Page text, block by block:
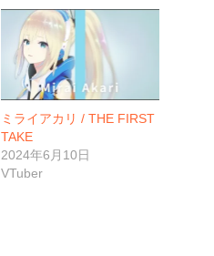
ミライアカリ / THE FIRST
TAKE
2024年6月10日
VTuber